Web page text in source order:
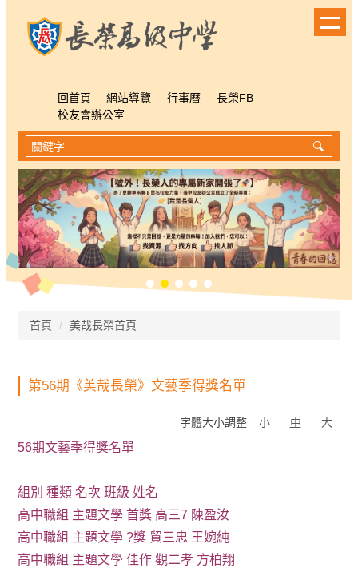
回首頁 網站導覽 行事曆
長榮FB
校友會辦公室
首頁 美哉長榮首頁
第56期《美哉長榮》文藝季得獎名單
字體大小調整 小 中 大
56期文藝季得獎名單
組別 種類 名次 班級 姓名
高中職組 主題文學 首獎 高三7 陳盈汝
高中職組 主題文學 ?獎 貿三忠 王婉純
高中職組 主題文學 佳作 觀二孝 方柏翔